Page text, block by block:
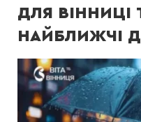
ДЛЯ ВІННИЦІ
НАЙБЛИЖЧІ